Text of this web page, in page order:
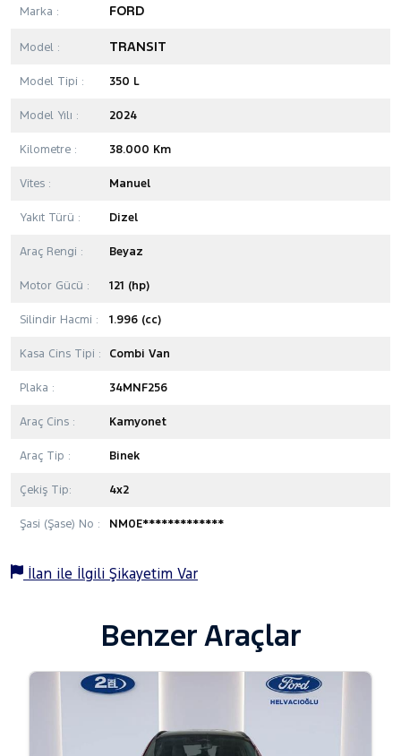
Marka : FORD
Model : TRANSIT
Model Tipi : 350 L
Model Yılı : 2024
Kilometre : 38.000 Km
Vites : Manuel
Yakıt Türü : Dizel
Araç Rengi : Beyaz
Motor Gücü : 121 (hp)
Silindir Hacmi : 1.996 (cc)
Kasa Cins Tipi : Combi Van
Plaka : 34MNF256
Araç Cins : Kamyonet
Araç Tip : Binek
Çekiş Tip: 4x2
Şasi (Şase) No : NM0E*************
İlan ile İlgili Şikayetim Var
Benzer Araçlar